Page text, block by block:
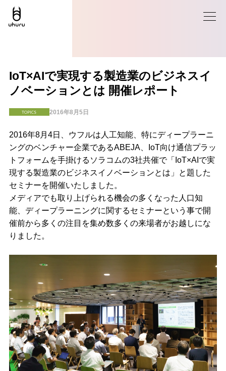
IoT×AIで実現する製造業のビジネスイ
ノベーションとは 開催レポート
TOPICS 2016年8月5日
2016年8月4日、ウフルは人工知能、特にディープラーニ
ングのベンチャー企業であるABEJA、IoT向け通信プラッ
トフォームを手掛けるソラコムの3社共催で「IoT×AIで実
現する製造業のビジネスイノベーションとは」と題した
セミナーを開催いたしました。
メディアでも取り上げられる機会の多くなった人口知
能、ディープラーニングに関するセミナーという事で開
催前から多くの注目を集め数多くの来場者がお越しにな
りました。